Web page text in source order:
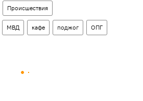
Происшествия
МВД кафе поджог ОПГ